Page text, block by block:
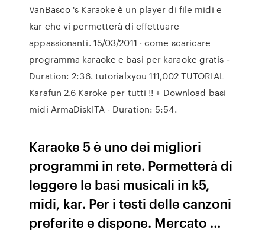
VanBasco 's Karaoke è un player di file midi e
kar che vi permetterà di effettuare
appassionanti. 15/03/2011 · come scaricare
programma karaoke e basi per karaoke gratis -
Duration: 2:36. tutorialxyou 111,002 TUTORIAL
Karafun 2.6 Karoke per tutti !! + Download basi
midi ArmaDiskITA - Duration: 5:54.
Karaoke 5 è uno dei migliori
programmi in rete. Permetterà di
leggere le basi musicali in k5,
midi, kar. Per i testi delle canzoni
preferite e dispone. Mercato …